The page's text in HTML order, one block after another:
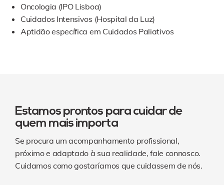
Oncologia (IPO Lisboa)
Cuidados Intensivos (Hospital da Luz)
Aptidão específica em Cuidados Paliativos
Estamos prontos para cuidar de
quem mais importa
Se procura um acompanhamento profissional,
próximo e adaptado à sua realidade, fale connosco.
Cuidamos como gostaríamos que cuidassem de nós.